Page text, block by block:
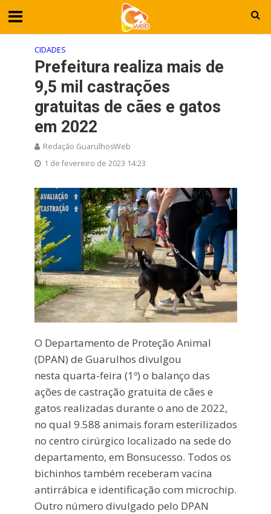
CIDADES
Prefeitura realiza mais de
9,5 mil castrações
gratuitas de cães e gatos
em 2022
Redação GuarulhosWeb
1 de fevereiro de 2023 14:23
O Departamento de Proteção Animal
(DPAN) de Guarulhos divulgou
nesta quarta-feira (1º) o balanço das
ações de castração gratuita de cães e
gatos realizadas durante o ano de 2022,
no qual 9.588 animais foram esterilizados
no centro cirúrgico localizado na sede do
departamento, em Bonsucesso. Todos os
bichinhos também receberam vacina
antirrábica e identificação com microchip.
Outro número divulgado pelo DPAN